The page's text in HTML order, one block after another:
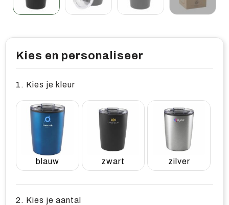
Kies en personaliseer
1. Kies je kleur
blauw zwart zilver
2. Kies je aantal